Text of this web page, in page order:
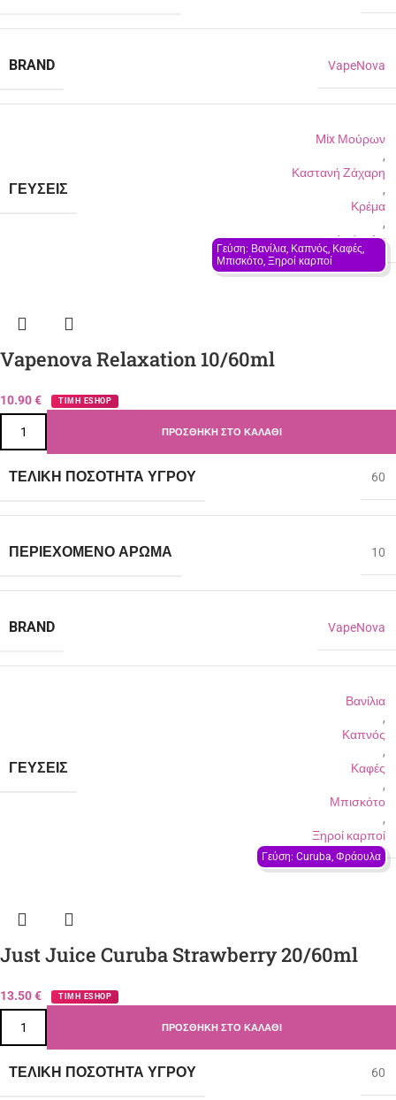
BRAND VapeNova
ΓΕΎΣΕΙΣ
Mix Μούρων
,
Καστανή Ζάχαρη
,
Κρέμα
,
Φράουλα
Γεύση: Βανίλια, Καπνός, Καφές,
Μπισκότο, Ξηροί καρποί
Vapenova Relaxation 10/60ml
10.90€ ΤΙΜΗ ESHOP
ΠΡΟΣΘΉΚΗ ΣΤΟ ΚΑΛΆΘΙ
ΤΕΛΙΚΉ ΠΟΣΌΤΗΤΑ ΥΓΡΟΎ 60
ΠΕΡΙΈΧΟΜΕΝΟ ΆΡΩΜΑ 10
BRAND VapeNova
ΓΕΎΣΕΙΣ
Βανίλια
,
Καπνός
,
Καφές
,
Μπισκότο
,
Ξηροί καρποί
Γεύση: Curuba, Φράουλα
Just Juice Curuba Strawberry 20/60ml
13.50€ ΤΙΜΗ ESHOP
ΠΡΟΣΘΉΚΗ ΣΤΟ ΚΑΛΆΘΙ
ΤΕΛΙΚΉ ΠΟΣΌΤΗΤΑ ΥΓΡΟΎ 60